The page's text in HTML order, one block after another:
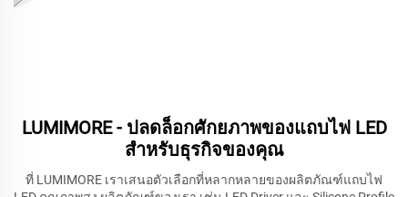
LUMIMORE - ปลดล็อกศักยภาพของแถบไฟ LED
สำหรับธุรกิจของคุณ
ที่ LUMIMORE เราเสนอตัวเลือกที่หลากหลายของผลิตภัณฑ์แถบไฟ